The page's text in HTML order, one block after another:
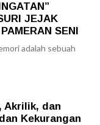
JEJAK
SENI
adalah sebuah
Akrilik, dan
Kekurangan